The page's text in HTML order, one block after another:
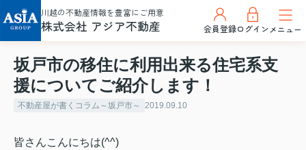
川越の不動産情報を豊富にご用意
株式会社 アジア不動産 会員登録ログインメニュー
坂戸市の移住に利用出来る住宅系支
援についてご紹介します！
不動産屋が書くコラム～坂戸市～ 2019.09.10
皆さんこんにちは(^^)